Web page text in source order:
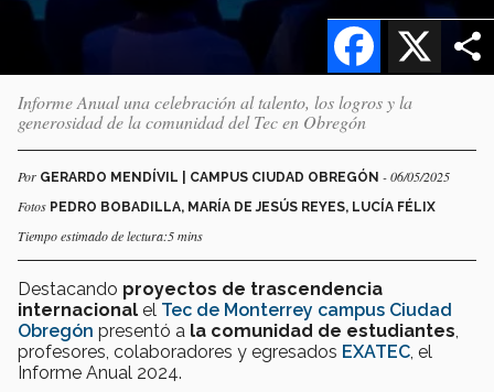
X
Facebook
Informe Anual una celebración al talento, los logros y la
generosidad de la comunidad del Tec en Obregón
Por GERARDO MENDÍVIL | CAMPUS CIUDAD OBREGÓN - 06/05/2025
Fotos PEDRO BOBADILLA, MARÍA DE JESÚS REYES, LUCÍA FÉLIX
Tiempo estimado de lectura:5 mins
Destacando proyectos de trascendencia
internacional el Tec de Monterrey campus Ciudad
Obregón presentó a la comunidad de estudiantes
profesores, colaboradores y egresados EXATEC , el
Informe Anual 2024.